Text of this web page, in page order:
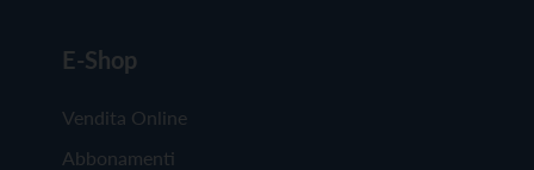
E-Shop
Vendita Online
Abbonamenti